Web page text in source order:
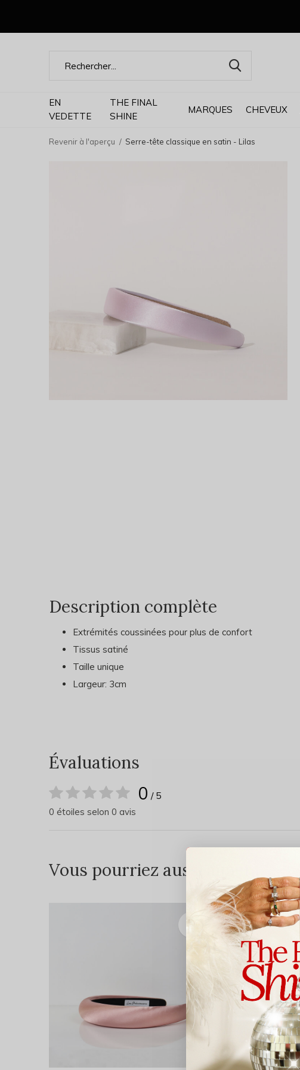
EN
VEDETTE
THE FINAL
SHINE
MARQUES CHEVEUX
Revenir à l'aperçu Serre-tête classique en satin - Lilas
Description complète
Extrémités coussinées pour plus de confort
Tissus satiné
Taille unique
Largeur: 3cm
Évaluations
0 / 5
0 étoiles selon 0 avis
Vous pourriez aussi aimer...